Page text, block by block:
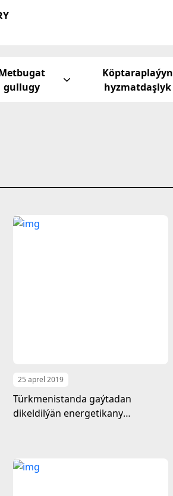
gullugy
Köptaraplaýyn
hyzmatdaşlyk
25 aprel 2019
Türkmenistanda gaýtadan
dikeldilýän energetikany